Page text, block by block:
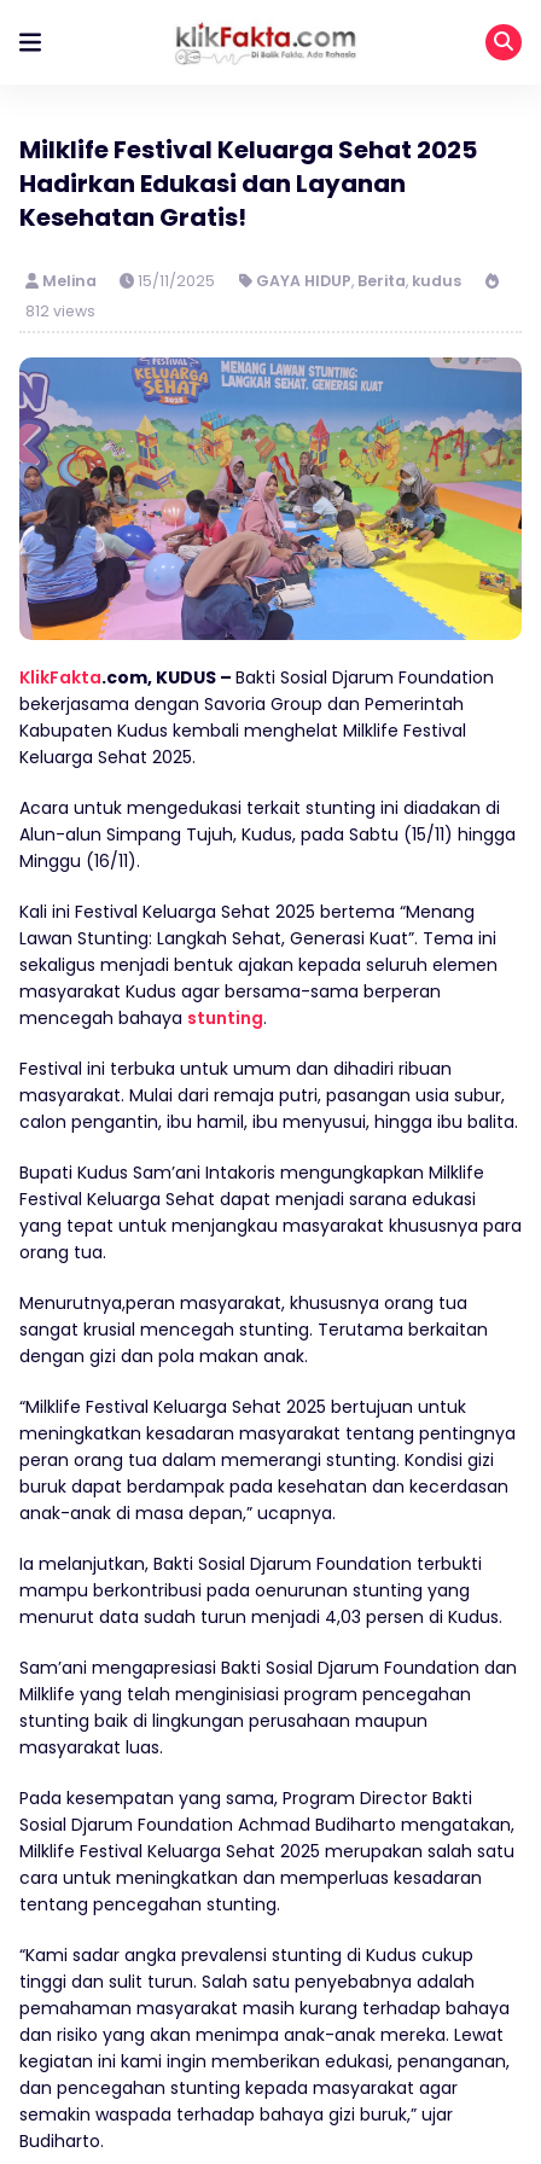
Milklife Festival Keluarga Sehat 2025
Hadirkan Edukasi dan Layanan
Kesehatan Gratis!
Melina 15/11/2025 GAYA HIDUP, Berita, kudus
812 views
KlikFakta.com, KUDUS – Bakti Sosial Djarum Foundation
bekerjasama dengan Savoria Group dan Pemerintah
Kabupaten Kudus kembali menghelat Milklife Festival
Keluarga Sehat 2025.
Acara untuk mengedukasi terkait stunting ini diadakan di
Alun-alun Simpang Tujuh, Kudus, pada Sabtu (15/11) hingga
Minggu (16/11).
Kali ini Festival Keluarga Sehat 2025 bertema “Menang
Lawan Stunting: Langkah Sehat, Generasi Kuat”. Tema ini
sekaligus menjadi bentuk ajakan kepada seluruh elemen
masyarakat Kudus agar bersama-sama berperan
mencegah bahaya stunting.
Festival ini terbuka untuk umum dan dihadiri ribuan
masyarakat. Mulai dari remaja putri, pasangan usia subur,
calon pengantin, ibu hamil, ibu menyusui, hingga ibu balita.
Bupati Kudus Sam’ani Intakoris mengungkapkan Milklife
Festival Keluarga Sehat dapat menjadi sarana edukasi
yang tepat untuk menjangkau masyarakat khususnya para
orang tua.
Menurutnya,peran masyarakat, khususnya orang tua
sangat krusial mencegah stunting. Terutama berkaitan
dengan gizi dan pola makan anak.
“Milklife Festival Keluarga Sehat 2025 bertujuan untuk
meningkatkan kesadaran masyarakat tentang pentingnya
peran orang tua dalam memerangi stunting. Kondisi gizi
buruk dapat berdampak pada kesehatan dan kecerdasan
anak-anak di masa depan,” ucapnya.
Ia melanjutkan, Bakti Sosial Djarum Foundation terbukti
mampu berkontribusi pada oenurunan stunting yang
menurut data sudah turun menjadi 4,03 persen di Kudus.
Sam’ani mengapresiasi Bakti Sosial Djarum Foundation dan
Milklife yang telah menginisiasi program pencegahan
stunting baik di lingkungan perusahaan maupun
masyarakat luas.
Pada kesempatan yang sama, Program Director Bakti
Sosial Djarum Foundation Achmad Budiharto mengatakan,
Milklife Festival Keluarga Sehat 2025 merupakan salah satu
cara untuk meningkatkan dan memperluas kesadaran
tentang pencegahan stunting.
“Kami sadar angka prevalensi stunting di Kudus cukup
tinggi dan sulit turun. Salah satu penyebabnya adalah
pemahaman masyarakat masih kurang terhadap bahaya
dan risiko yang akan menimpa anak-anak mereka. Lewat
kegiatan ini kami ingin memberikan edukasi, penanganan,
dan pencegahan stunting kepada masyarakat agar
semakin waspada terhadap bahaya gizi buruk,” ujar
Budiharto.